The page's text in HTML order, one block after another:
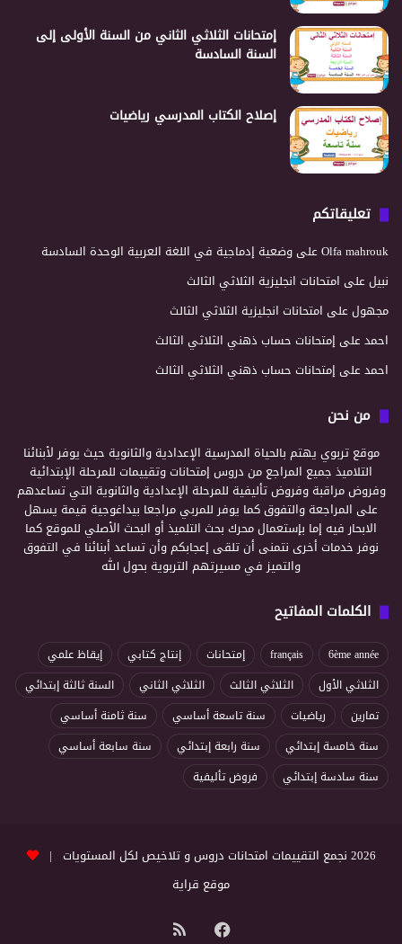
إمتحانات الثلاثي الثاني من السنة الأولى إلى
السنة السادسة
إصلاح الكتاب المدرسي رياضيات
تعليقاتكم
Olfa mahroukعلى وضعية إدماجية في اللغة العربية الوحدة السادسة
نبيلعلى امتحانات انجليزية الثلاثي الثالث
مجهولعلى امتحانات انجليزية الثلاثي الثالث
احمدعلى إمتحانات حساب ذهني الثلاثي الثالث
احمدعلى إمتحانات حساب ذهني الثلاثي الثالث
من نحن
موقع تربوي يهتم بالحياة المدرسية الإعدادية والثانوية حيث يوفر لأبنائنا
التلاميذ جميع المراجع من دروس إمتحانات وتقييمات للمرحلة الإبتدائية
وفروض مراقبة وفروض تأليفية للمرحلة الإعدادية والثانوية التي تساعدهم
على المراجعة والتفوق كما يوفر للمربي مراجعا بيداغوجية قيمة يسهل
الابحار فيه إما بإستعمال محرك بحث التلميذ أو البحث الأصلي للموقع كما
نوفر خدمات أخرى نتمنى أن تلقى إعجابكم وأن تساعد أبنائنا في التفوق
والتميز في مسيرتهم التربوية بحول الله
الكلمات المفاتيح
6ème année
français إمتحانات إنتاج كتابي
إيقاظ علمي
الثلاثي الأول
الثلاثي الثالث الثلاثي الثاني
السنة ثالثة إبتدائي
تمارين
رياضيات سنة تاسعة أساسي
سنة ثامنة أساسي
سنة خامسة إبتدائي
سنة رابعة إبتدائي
سنة سابعة أساسي
سنة سادسة إبتدائي
فروض تأليفية
2026 نجمع التقييمات امتحانات دروس و تلاخيص لكل المستويات |
موقع قراية
فيسبوك